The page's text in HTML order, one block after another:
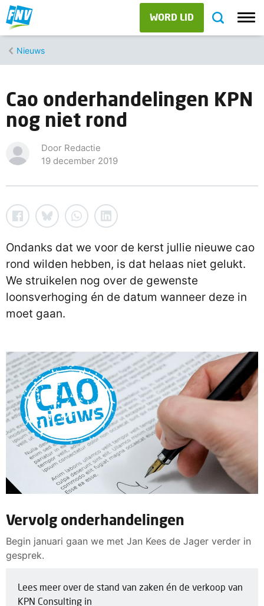
WORD LID
Nieuws
Cao onderhandelingen KPN
nog niet rond
Door Redactie
19 december 2019
Ondanks dat we voor de kerst jullie nieuwe cao
rond wilden hebben, is dat helaas niet gelukt.
We struikelen nog over de gewenste
loonsverhoging én de datum wanneer deze in
moet gaan.
Vervolg onderhandelingen
Begin januari gaan we met Jan Kees de Jager verder in
gesprek.
Lees meer over de stand van zaken én de verkoop van
KPN Consulting in